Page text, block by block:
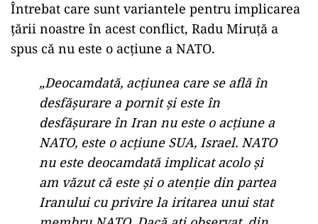
Întrebat care sunt variantele pentru implicarea
țării noastre în acest conflict, Radu Miruță a
spus că nu este o acțiune a NATO.
„Deocamdată, acțiunea care se află în
desfășurare a pornit și este în
desfășurare în Iran nu este o acțiune a
NATO, este o acțiune SUA, Israel. NATO
nu este deocamdată implicat acolo și
am văzut că este și o atenție din partea
Iranului cu privire la iritarea unui stat